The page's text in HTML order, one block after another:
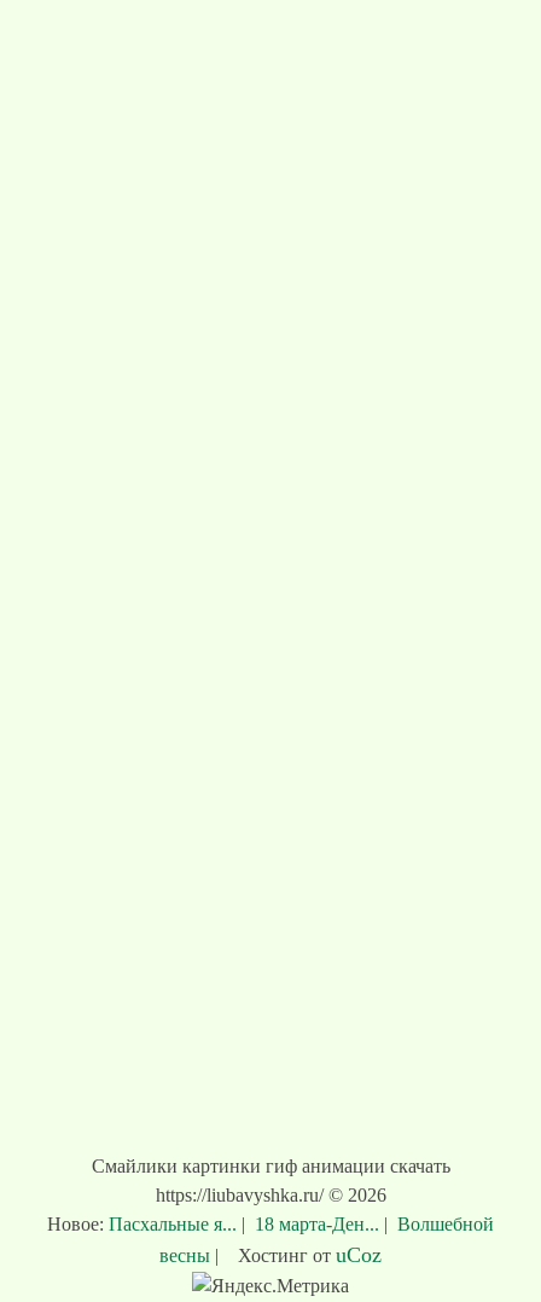
Смайлики картинки гиф анимации скачать
https://liubavyshka.ru/ © 2026
Новое: Пасхальные я... | 18 марта-Ден... | Волшебной
весны | Хостинг от uCoz